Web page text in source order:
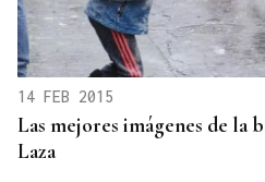
14 FEB 2015
Las mejores imágenes de la
Laza